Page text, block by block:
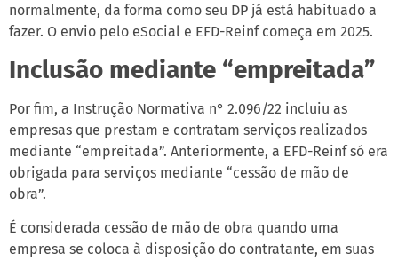
normalmente, da forma como seu DP já está habituado a
fazer. O envio pelo eSocial e EFD-Reinf começa em 2025.
Inclusão mediante “empreitada”
Por fim, a Instrução Normativa n° 2.096/22 incluiu as
empresas que prestam e contratam serviços realizados
mediante “empreitada”. Anteriormente, a EFD-Reinf só era
obrigada para serviços mediante “cessão de mão de
obra”.
É considerada cessão de mão de obra quando uma
empresa se coloca à disposição do contratante, em suas